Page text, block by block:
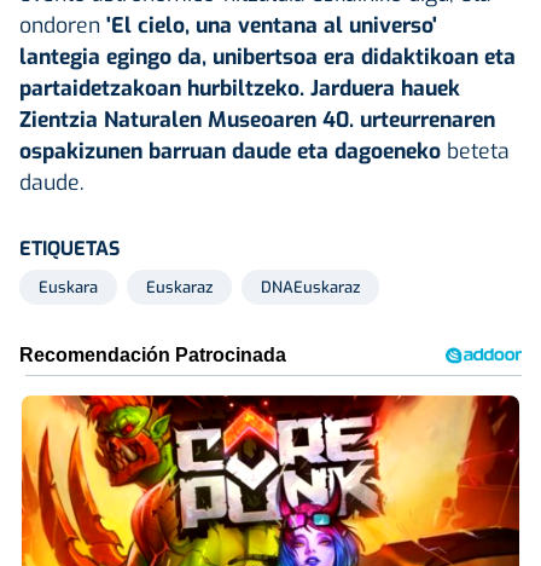
ondoren 'El cielo, una ventana al universo'
lantegia egingo da, unibertsoa era didaktikoan eta
partaidetzakoan hurbiltzeko. Jarduera hauek
Zientzia Naturalen Museoaren 40. urteurrenaren
ospakizunen barruan daude eta dagoeneko beteta
daude.
ETIQUETAS
Euskara Euskaraz DNAEuskaraz